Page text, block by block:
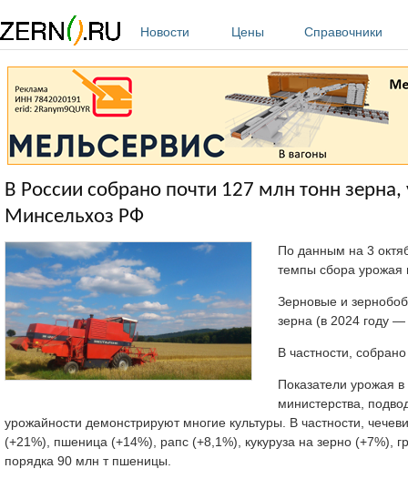
Новости
Цены Справочники
В России собрано почти 127 млн тонн
Минсельхоз РФ
По данным на 3
темпы сбора
Зерновые и
зерна (в 2024 году
В частности,
Показатели урожая
министерства,
урожайности демонстрируют многие культуры. В частности,
(+21%), пшеница (+14%), рапс (+8,1%), кукуруза на зерно (+7%),
порядка 90 млн т пшеницы.